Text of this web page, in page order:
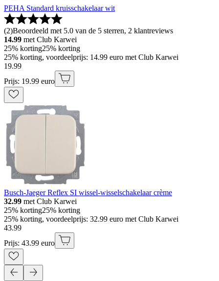
PEHA Standard kruisschakelaar wit
(2)Beoordeeld met 5.0 van de 5 sterren, 2 klantreviews
14.99 met Club Karwei
25% korting25% korting
25% korting, voordeelprijs: 14.99 euro met Club Karwei
19.99
Prijs: 19.99 euro
Busch-Jaeger Reflex SI wissel-wisselschakelaar crème
32.99 met Club Karwei
25% korting25% korting
25% korting, voordeelprijs: 32.99 euro met Club Karwei
43.99
Prijs: 43.99 euro